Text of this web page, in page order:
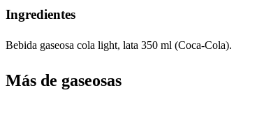
Ingredientes
Bebida gaseosa cola light, lata 350 ml (Coca-Cola).
Más de gaseosas